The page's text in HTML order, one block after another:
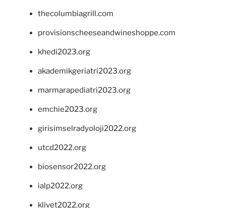
thecolumbiagrill.com
provisionscheeseandwineshoppe.com
khedi2023.org
akademikgeriatri2023.org
marmarapediatri2023.org
emchie2023.org
girisimselradyoloji2022.org
utcd2022.org
biosensor2022.org
ialp2022.org
klivet2022.org